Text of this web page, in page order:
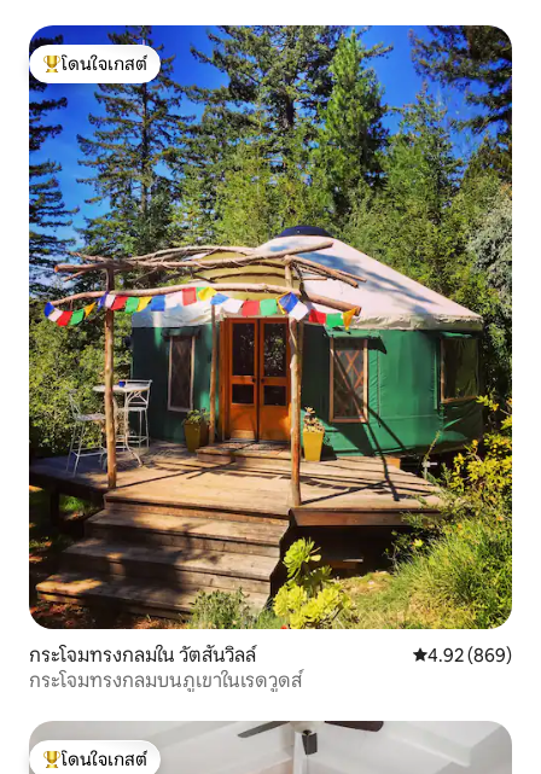
โดนใจเกสต์ที่สุด
โดนใจเกสต์
กระโจมทรงกลมใน วัตสันวิลล์ คะแนนเฉลี่ย
4.92 (869)
กระโจมทรงกลมบนภูเขาในเรดวูดส์
โดนใจเกสต์